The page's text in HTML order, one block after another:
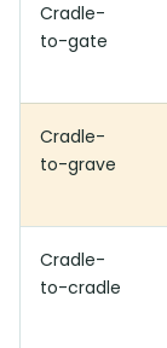
Cradle-
to-gate
Cradle-
to-grave
Cradle-
to-cradle